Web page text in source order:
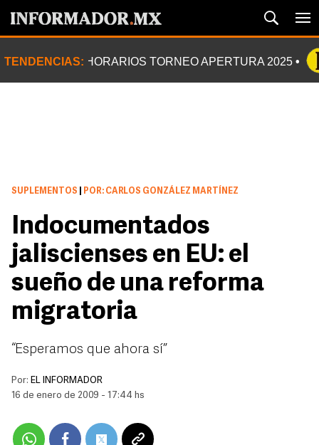
TENDENCIAS: HORARIOS TORNEO APERTURA 2025
SUPLEMENTOS POR: CARLOS GONZÁLEZ MARTÍNEZ
Indocumentados
jaliscienses en EU: el
sueño de una reforma
migratoria
“Esperamos que ahora sí”
Por: EL INFORMADOR
16 de enero de 2009 - 17:44 hs